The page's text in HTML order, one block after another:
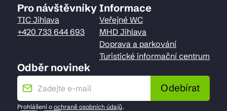
Pro návštěvníky
TIC Jihlava
+420 733 644 693
Informace
Veřejné WC
MHD Jihlava
Doprava a parkování
Turistické informační centrum
Odběr novinek
Odebírat
Prohlášení o ochraně osobních údajů.